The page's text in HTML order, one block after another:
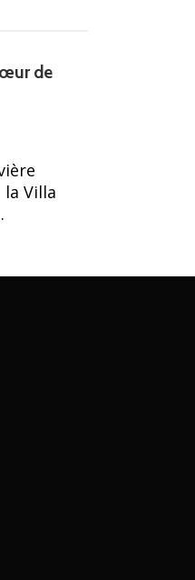
de
Villa